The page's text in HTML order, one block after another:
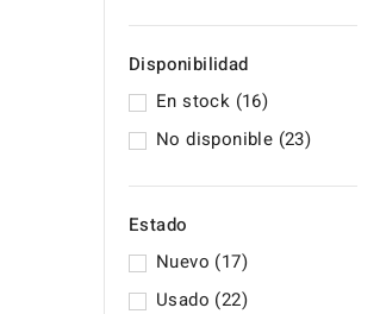
Disponibilidad
En stock (16)
No disponible (23)
Estado
Nuevo (17)
Usado (22)